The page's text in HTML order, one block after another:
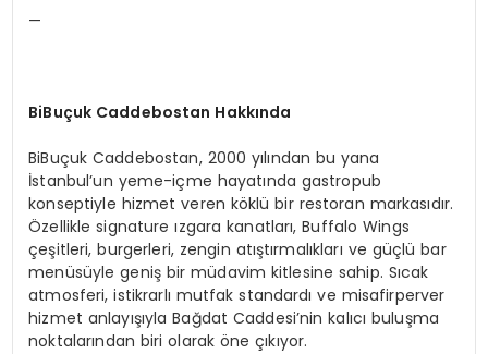
—
BiBuçuk Caddebostan Hakkında
BiBuçuk Caddebostan, 2000 yılından bu yana
İstanbul’un yeme-içme hayatında gastropub
konseptiyle hizmet veren köklü bir restoran markasıdır.
Özellikle signature ızgara kanatları, Buffalo Wings
çeşitleri, burgerleri, zengin atıştırmalıkları ve güçlü bar
menüsüyle geniş bir müdavim kitlesine sahip. Sıcak
atmosferi, istikrarlı mutfak standardı ve misafirperver
hizmet anlayışıyla Bağdat Caddesi’nin kalıcı buluşma
noktalarından biri olarak öne çıkıyor.